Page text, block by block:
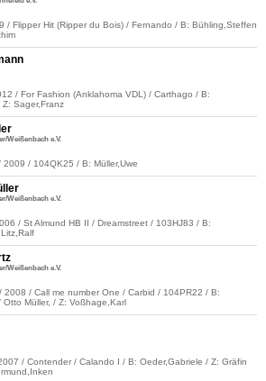
/ Flipper Hit (Ripper du Bois) / Fernando / B: Bühling,Steffen
/ For Fashion (Anklahoma VDL) / Carthago / B:
Sager,Franz
Weißenbach e.V.
2009 / 104QK25 / B: Müller,Uwe
Weißenbach e.V.
/ St Almund HB II / Dreamstreet / 103HJ83 / B:
Weißenbach e.V.
2008 / Call me number One / Carbid / 104PR22 / B:
Otto Müller, / Z: Voßhage,Karl
/ Contender / Calando I / B: Oeder,Gabriele / Z: Gräfin